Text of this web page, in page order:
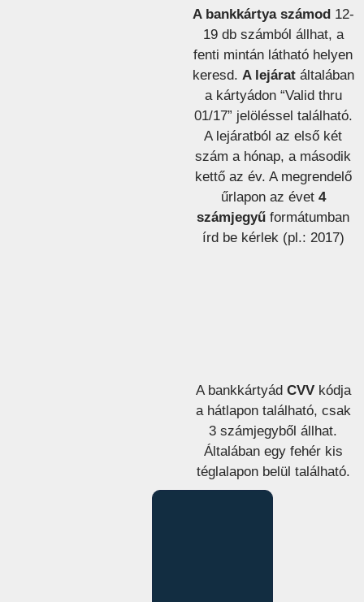
A bankkártya számod12-
19 db számból állhat, a
fenti mintán látható helyen
keresd. A lejáratáltalában
a kártyádon “Valid thru
01/17” jelöléssel található.
A lejáratból az első két
szám a hónap, a második
kettő az év. A megrendelő
űrlapon az évet 4
számjegyű formátumban
írd be kérlek (pl.: 2017)
A bankkártyád CVVkódja
a hátlapon található, csak
3 számjegyből állhat.
Általában egy fehér kis
téglalapon belül található.